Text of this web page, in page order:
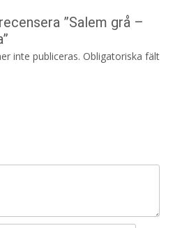
”Salem grå –
inte publiceras. Obligatoriska fält